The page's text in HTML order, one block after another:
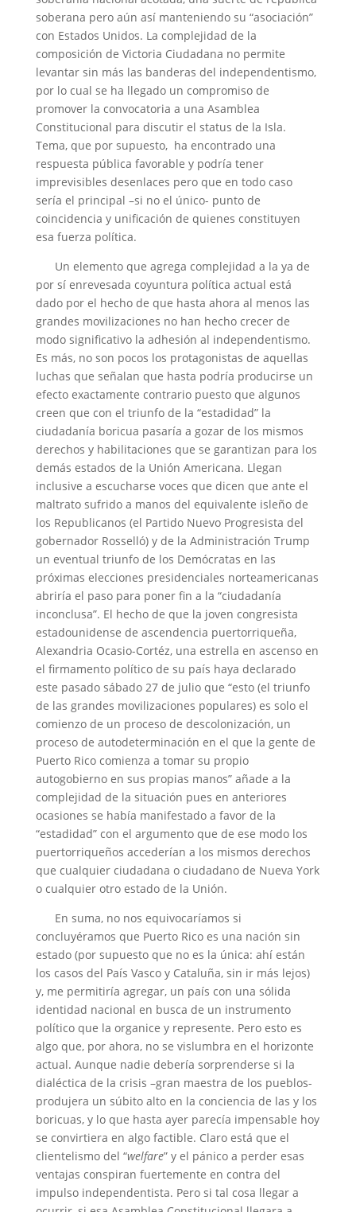
soberana pero aún así manteniendo su “asociación”
con Estados Unidos. La complejidad de la
composición de Victoria Ciudadana no permite
levantar sin más las banderas del independentismo,
por lo cual se ha llegado un compromiso de
promover la convocatoria a una Asamblea
Constitucional para discutir el status de la Isla.
Tema, que por supuesto, ha encontrado una
respuesta pública favorable y podría tener
imprevisibles desenlaces pero que en todo caso
sería el principal –si no el único- punto de
coincidencia y unificación de quienes constituyen
esa fuerza política.
Un elemento que agrega complejidad a la ya de
por sí enrevesada coyuntura política actual está
dado por el hecho de que hasta ahora al menos las
grandes movilizaciones no han hecho crecer de
modo significativo la adhesión al independentismo.
Es más, no son pocos los protagonistas de aquellas
luchas que señalan que hasta podría producirse un
efecto exactamente contrario puesto que algunos
creen que con el triunfo de la “estadidad” la
ciudadanía boricua pasaría a gozar de los mismos
derechos y habilitaciones que se garantizan para los
demás estados de la Unión Americana. Llegan
inclusive a escucharse voces que dicen que ante el
maltrato sufrido a manos del equivalente isleño de
los Republicanos (el Partido Nuevo Progresista del
gobernador Rosselló) y de la Administración Trump
un eventual triunfo de los Demócratas en las
próximas elecciones presidenciales norteamericanas
abriría el paso para poner fin a la “ciudadanía
inconclusa”. El hecho de que la joven congresista
estadounidense de ascendencia puertorriqueña,
Alexandria Ocasio-Cortéz, una estrella en ascenso en
el firmamento político de su país haya declarado
este pasado sábado 27 de julio que “esto (el triunfo
de las grandes movilizaciones populares) es solo el
comienzo de un proceso de descolonización, un
proceso de autodeterminación en el que la gente de
Puerto Rico comienza a tomar su propio
autogobierno en sus propias manos” añade a la
complejidad de la situación pues en anteriores
ocasiones se había manifestado a favor de la
“estadidad” con el argumento que de ese modo los
puertorriqueños accederían a los mismos derechos
que cualquier ciudadana o ciudadano de Nueva York
o cualquier otro estado de la Unión.
En suma, no nos equivocaríamos si
concluyéramos que Puerto Rico es una nación sin
estado (por supuesto que no es la única: ahí están
los casos del País Vasco y Cataluña, sin ir más lejos)
y, me permitiría agregar, un país con una sólida
identidad nacional en busca de un instrumento
político que la organice y represente. Pero esto es
algo que, por ahora, no se vislumbra en el horizonte
actual. Aunque nadie debería sorprenderse si la
dialéctica de la crisis –gran maestra de los pueblos-
produjera un súbito alto en la conciencia de las y los
boricuas, y lo que hasta ayer parecía impensable hoy
se convirtiera en algo factible. Claro está que el
clientelismo del “welfare” y el pánico a perder esas
ventajas conspiran fuertemente en contra del
impulso independentista. Pero si tal cosa llegar a